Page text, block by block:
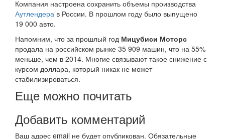
Компания настроена сохранить объемы производства
Аутлендера в России. В прошлом году было выпущено
19 000 авто.
Напомним, что за прошлый год Мицубиси Моторс
продала на российском рынке 35 909 машин, что на 55%
меньше, чем в 2014. Многие связывают такое снижение с
курсом доллара, который никак не может
стабилизироваться.
Еще можно почитать
Добавить комментарий
Ваш адрес email не будет опубликован. Обязательные